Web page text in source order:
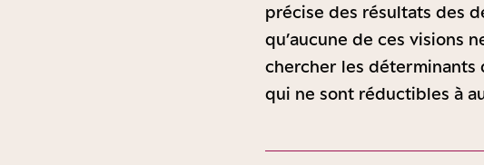
précise des résultats des
qu’aucune de ces visions
chercher les déterminants
qui ne sont réductibles à